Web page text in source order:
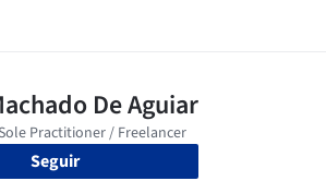
Seguir